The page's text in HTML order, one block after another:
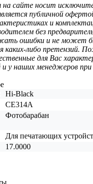
на сайте носит
публичной
и
без
ошибки и не может
каких-либо претензий.
для Вас
и у наших менеджеров
Hi-Black
CE314A
Фотобарабан
Для печатающих
17.0000